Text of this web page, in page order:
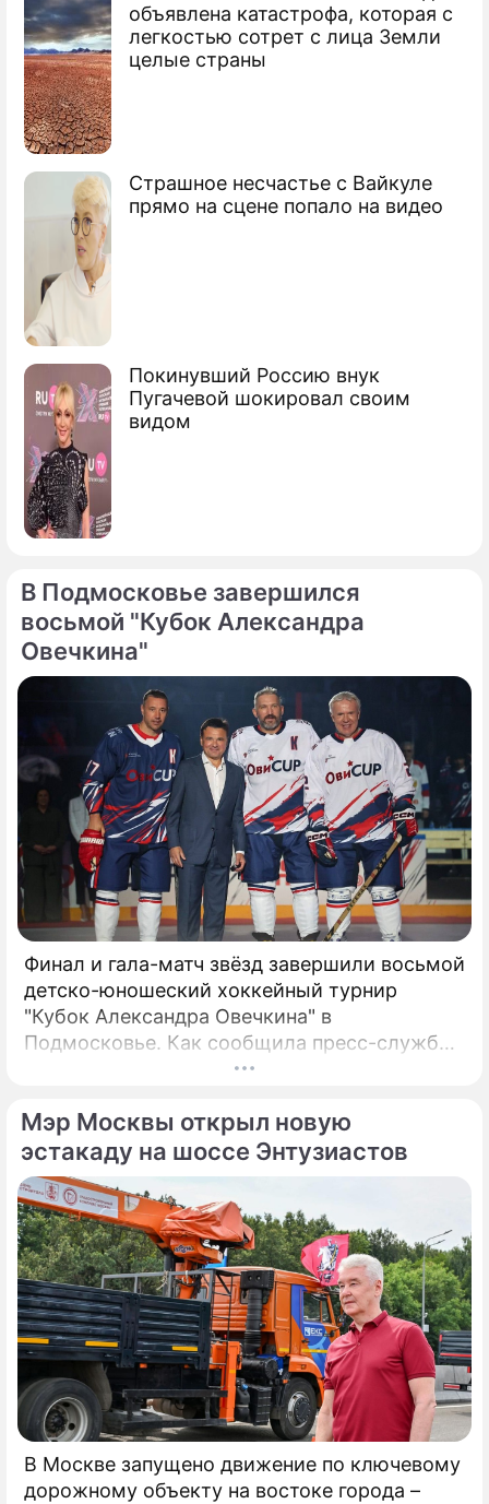
объявлена катастрофа, которая с
легкостью сотрет с лица Земли
целые страны
Страшное несчастье с Вайкуле
прямо на сцене попало на видео
Покинувший Россию внук
Пугачевой шокировал своим
видом
В Подмосковье завершился
восьмой "Кубок Александра
Овечкина"
Финал и гала-матч звёзд завершили восьмой
детско-юношеский хоккейный турнир
"Кубок Александра Овечкина" в
Подмосковье. Как сообщила пресс-служба
регионального правительства, губернатор
сделал символическое сбрасывание шайбы
на «Арене Мытищи».
Мэр Москвы открыл новую
эстакаду на шоссе Энтузиастов
В Москве запущено движение по ключевому
дорожному объекту на востоке города –